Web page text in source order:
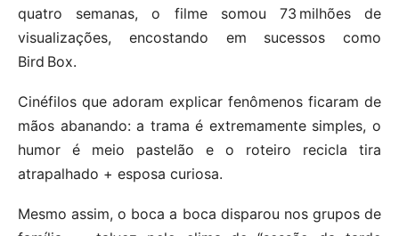
quatro semanas, o filme somou 73 milhões de
visualizações, encostando em sucessos como
Bird Box.
Cinéfilos que adoram explicar fenômenos ficaram de
mãos abanando: a trama é extremamente simples, o
humor é meio pastelão e o roteiro recicla tira
atrapalhado + esposa curiosa.
Mesmo assim, o boca a boca disparou nos grupos de